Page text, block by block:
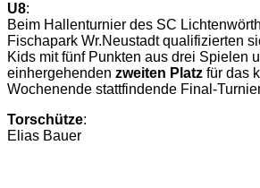
U8:
Beim Hallenturnier des SC
Fischapark Wr.Neustadt qualifizierten
Kids mit fünf Punkten aus drei Spielen
einhergehenden zweiten Platz für das
Wochenende stattfindende Final-
Torschütze:
Elias Bauer